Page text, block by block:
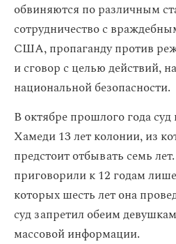
обвиняются по различным
сотрудничество с
США, пропаганду против
и сговор с целью действий,
национальной безопасности.
В октябре прошлого года суд
Хамеди 13 лет колонии, из
предстоит отбывать семь
приговорили к 12 годам
которых шесть лет она
суд запретил обеим
массовой информации.